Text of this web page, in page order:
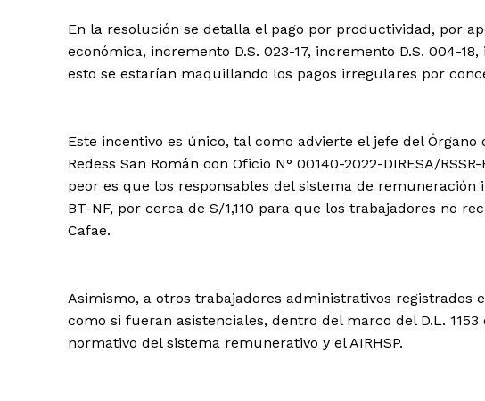
En la resolución se detalla el pago por productividad, por
económica, incremento D.S. 023-17, incremento D.S. 004-18,
esto se estarían maquillando los pagos irregulares por
Este incentivo es único, tal como advierte el jefe del Órgano
Redess San Román con Oficio N° 00140-2022-DIRESA/
peor es que los responsables del sistema de
BT-NF, por cerca de S/1,110 para que los trabajadores no
Cafae.
Asimismo, a otros trabajadores administrativos registrados
como si fueran asistenciales, dentro del marco del D.L.
normativo del sistema remunerativo y el AIRHSP.